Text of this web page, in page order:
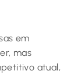
em
mas
atual,